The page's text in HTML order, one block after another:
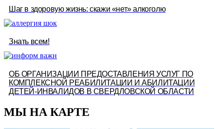
Шаг в здоровую жизнь: скажи «нет» алкоголю
Знать всем!
ОБ ОРГАНИЗАЦИИ ПРЕДОСТАВЛЕНИЯ УСЛУГ ПО
КОМПЛЕКСНОЙ РЕАБИЛИТАЦИИ И АБИЛИТАЦИИ
ДЕТЕЙ-ИНВАЛИДОВ В СВЕРДЛОВСКОЙ ОБЛАСТИ
МЫ НА КАРТЕ